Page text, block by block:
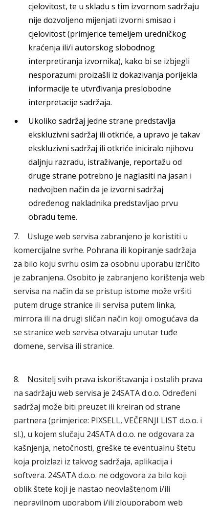
cjelovitost, te u skladu s tim izvornom sadržaju
nije dozvoljeno mijenjati izvorni smisao i
cjelovitost (primjerice temeljem uredničkog
kraćenja ili/i autorskog slobodnog
interpretiranja izvornika), kako bi se izbjegli
nesporazumi proizašli iz dokazivanja porijekla
informacije te utvrđivanja preslobodne
interpretacije sadržaja.
Ukoliko sadržaj jedne strane predstavlja
ekskluzivni sadržaj ili otkriće, a upravo je takav
ekskluzivni sadržaj ili otkriće iniciralo njihovu
daljnju razradu, istraživanje, reportažu od
druge strane potrebno je naglasiti na jasan i
nedvojben način da je izvorni sadržaj
određenog nakladnika predstavljao prvu
obradu teme.
7. Usluge web servisa zabranjeno je koristiti u
komercijalne svrhe. Pohrana ili kopiranje sadržaja
za bilo koju svrhu osim za osobnu uporabu izričito
je zabranjena. Osobito je zabranjeno korištenja web
servisa na način da se pristup istome može vršiti
putem druge stranice ili servisa putem linka,
mirrora ili na drugi sličan način koji omogućava da
se stranice web servisa otvaraju unutar tuđe
domene, servisa ili stranice.
8. Nositelj svih prava iskorištavanja i ostalih prava
na sadržaju web servisa je 24SATA d.o.o. Određeni
sadržaj može biti preuzet ili kreiran od strane
partnera (primjerice: PIXSELL, VEČERNJI LIST d.o.o. i
sl.), u kojem slučaju 24SATA d.o.o. ne odgovara za
kašnjenja, netočnosti, greške te eventualnu štetu
koja proizlazi iz takvog sadržaja, aplikacija i
softvera. 24SATA d.o.o. ne odgovora za bilo koji
oblik štete koji je nastao neovlaštenom i/ili
nepravilnom uporabom i/ili zlouporabom web